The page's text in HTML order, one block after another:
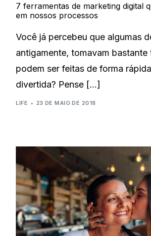
7 ferramentas de marketing digital
em nossos processos
Você já percebeu que algumas
antigamente, tomavam bastante
podem ser feitas de forma
divertida? Pense […]
LIFE 23 DE MAIO DE 2018